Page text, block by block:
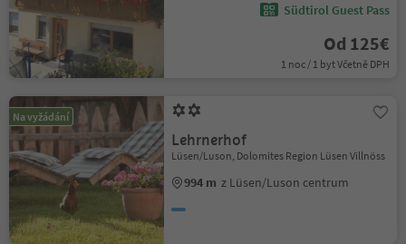
Südtirol Guest Pass
Od 125€
1 noc / 1 byt Včetně DPH
Na vyžádání
Lehrnerhof
Lüsen/Luson, Dolomites Region Lüsen Villnöss
994 m z Lüsen/Luson centrum